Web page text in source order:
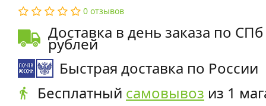
0 отзывов
Доставка в день заказа по
рублей
Быстрая доставка по России
Бесплатный самовывоз из 1